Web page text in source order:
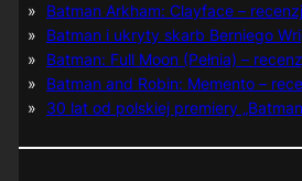
Batman Arkham: Clayface –
Batman i ukryty skarb Berniego
Batman: Full Moon (Pełnia) –
Batman and Robin: Memento –
30 lat od polskiej premiery